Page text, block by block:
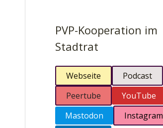
PVP-Kooperation im
Stadtrat
Webseite
Podcast
Peertube
YouTube
Mastodon
Instagram